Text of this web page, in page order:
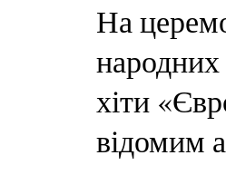
На
народних
хіти
відомим